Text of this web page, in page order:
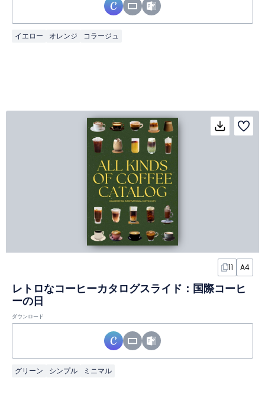
イエロー オレンジ コラージュ
11 A4
レトロなコーヒーカタログスライド：国際コーヒ
ーの日
ダウンロード
グリーン シンプル ミニマル